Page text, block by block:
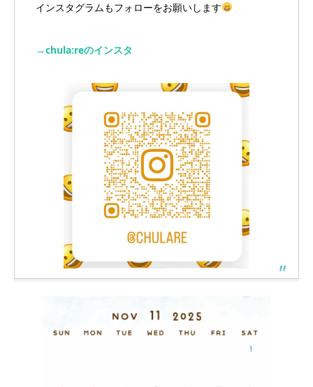
インスタグラムもフォローをお願いします
→chula:reのインスタ